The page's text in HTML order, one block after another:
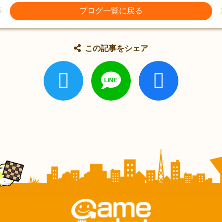
ブログ一覧に戻る
この記事をシェア